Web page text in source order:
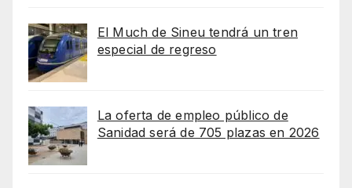
El Much de Sineu tendrá un tren
especial de regreso
La oferta de empleo público de
Sanidad será de 705 plazas en 2026